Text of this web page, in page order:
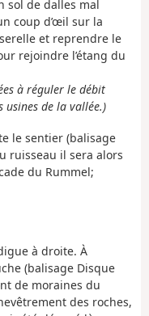
sol de dalles mal
coup d’œil sur la
et reprendre le
rejoindre l’étang du
à réguler le débit
usines de la vallée.)
le sentier (balisage
ruisseau il sera alors
du Rummel;
à droite. À
(balisage Disque
de moraines du
des roches,